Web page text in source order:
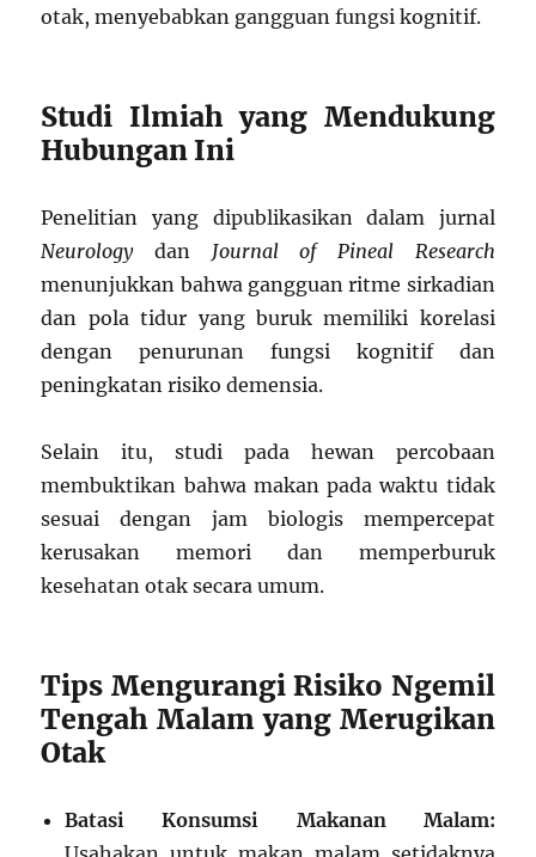
otak, menyebabkan gangguan fungsi kognitif.
Studi Ilmiah yang Mendukung
Hubungan Ini
Penelitian yang dipublikasikan dalam jurnal
Neurologydan Journal of Pineal Research
menunjukkan bahwa gangguan ritme sirkadian
dan pola tidur yang buruk memiliki korelasi
dengan penurunan fungsi kognitif dan
peningkatan risiko demensia.
Selain itu, studi pada hewan percobaan
membuktikan bahwa makan pada waktu tidak
sesuai dengan jam biologis mempercepat
kerusakan memori dan memperburuk
kesehatan otak secara umum.
Tips Mengurangi Risiko Ngemil
Tengah Malam yang Merugikan
Otak
Batasi Konsumsi Makanan Malam: